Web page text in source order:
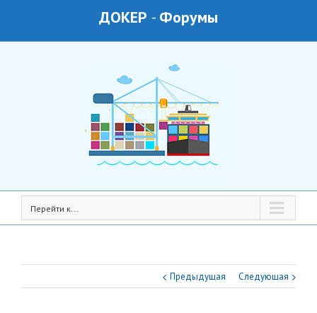
ДОКЕР - Форумы
Перейти к...
Предыдущая Следующая